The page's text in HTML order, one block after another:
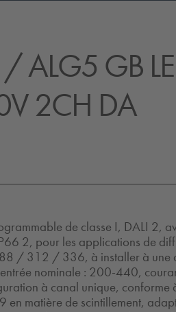
/ ALG5 GB
2CH DA
de classe I, DALI 2,
2, pour les applications de
/ 312 / 336, à installer à une
nominale : 200-440,
à canal unique, conforme
en matière de scintillement,